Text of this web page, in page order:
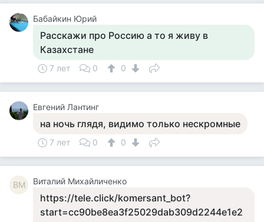
Бабайкин Юрий
Расскажи про Россию а то я живу в
Казахстане
7 лет 0 0
Евгений Лантинг
на ночь глядя, видимо только нескромные
7 лет 0 0
ВМ Виталий Михайличенко
https://tele.click/komersant_bot?
start=cc90be8ea3f25029dab309d2244e1e2